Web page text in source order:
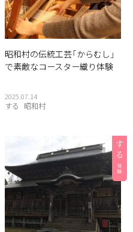
昭和村の伝統工芸「からむし」
で素敵なコースター織り体験
2025.07.14
する 昭和村